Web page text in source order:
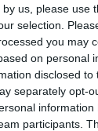
us, please use
selection.
you may
on personal
disclosed
separately opt-
participants.